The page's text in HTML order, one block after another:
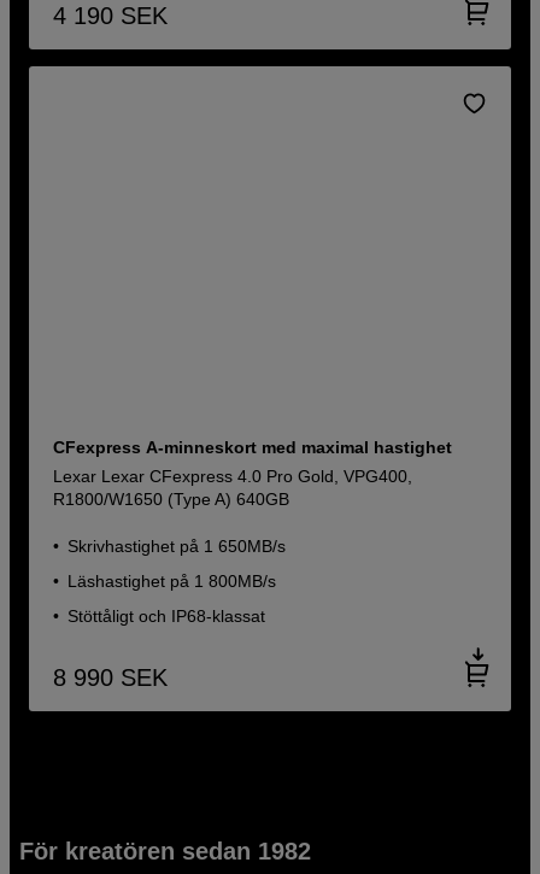
4 190 SEK
CFexpress A-minneskort med maximal hastighet
Lexar Lexar CFexpress 4.0 Pro Gold, VPG400,
R1800/W1650 (Type A) 640GB
Skrivhastighet på 1 650MB/s
Läshastighet på 1 800MB/s
Stöttåligt och IP68-klassat
8 990 SEK
För kreatören sedan 1982